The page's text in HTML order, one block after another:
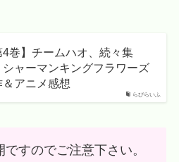
らびらいふ
4巻】チームハオ、続々集
シャーマンキングフラワーズ
＆アニメ感想
すのでご注意下さい。